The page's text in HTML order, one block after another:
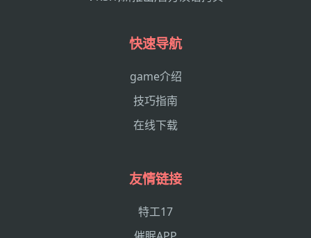
快速导航
game介绍
技巧指南
在线下载
友情链接
特工17